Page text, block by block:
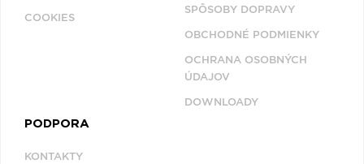
COOKIES
SPÔSOBY DOPRAVY
OBCHODNÉ PODMIENKY
OCHRANA OSOBNÝCH
ÚDAJOV
DOWNLOADY
PODPORA
KONTAKTY